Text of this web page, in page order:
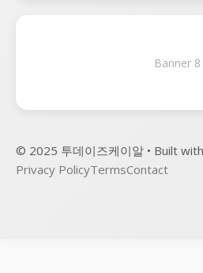
Banner 8
© 2025 투데이즈케이알 • Built with
Privacy PolicyTermsContact